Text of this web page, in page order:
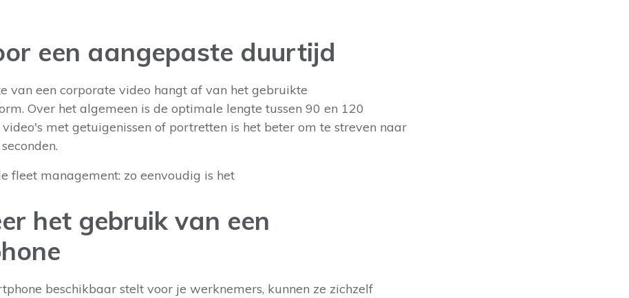
een aangepaste duurtijd
van een corporate video hangt af van het gebruikte
Over het algemeen is de optimale lengte tussen 90 en 120
video's met getuigenissen of portretten is het beter om te streven naar
fleet management: zo eenvoudig is het
het gebruik van een
beschikbaar stelt voor je werknemers, kunnen ze zichzelf